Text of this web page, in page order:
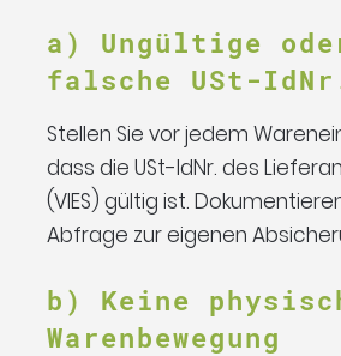
a) Ungültige
falsche USt-
Stellen Sie vor jedem
dass die USt-IdNr. des
(VIES) gültig ist.
Abfrage zur eigenen
b) Keine
Warenbewegung